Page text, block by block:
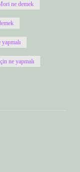
ne demek
ne yapmalı